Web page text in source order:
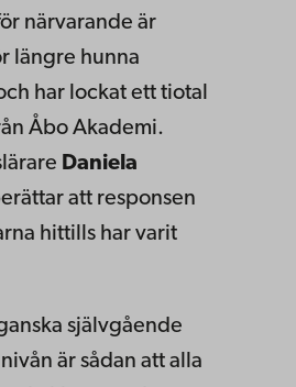
närvarande är
längre hunna
har lockat ett tiotal
Åbo Akademi.
Daniela
att responsen
hittills har varit
självgående
är sådan att alla